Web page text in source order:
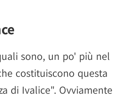
sono, un po' più nel
costituiscono questa
di Ivalice". Ovviamente